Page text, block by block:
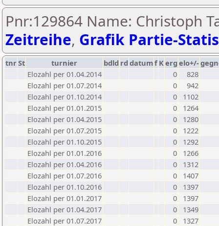
Pnr:129864 Name: Christoph
Zeitreihe, Grafik Partie-
tnrSt turnier bdld rd datumf Kerg elo+/-
Elozahl per 01.04.2014
0
828
Elozahl per 01.07.2014
0
942
Elozahl per 01.10.2014
0
1102
Elozahl per 01.01.2015
0
1264
Elozahl per 01.04.2015
0
1280
Elozahl per 01.07.2015
0
1222
Elozahl per 01.10.2015
0
1292
Elozahl per 01.01.2016
0
1266
Elozahl per 01.04.2016
0
1312
Elozahl per 01.07.2016
0
1407
Elozahl per 01.10.2016
0
1397
Elozahl per 01.01.2017
0
1397
Elozahl per 01.04.2017
0
1349
Elozahl per 01.07.2017
0
1327